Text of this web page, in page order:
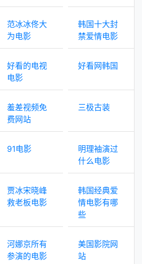
范冰冰佟大
为电影
韩国十大封
禁爱情电影
好看的电视
电影
好看网韩国
羞差视频免
费网站
三极古装
91电影
明理袖演过
什么电影
贾冰宋晓峰
救老板电影
韩国经典爱
情电影有哪
些
河娜京所有
参演的电影
美国影院网
站